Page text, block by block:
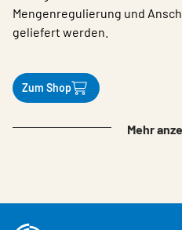
Mengenregulierung und
geliefert werden.
Zum Shop
Mehr